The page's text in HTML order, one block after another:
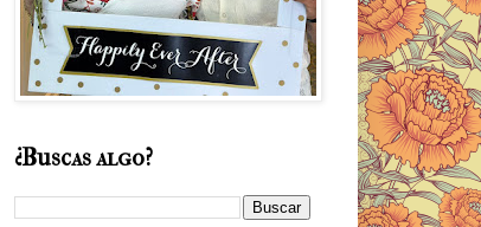
¿Buscas algo?